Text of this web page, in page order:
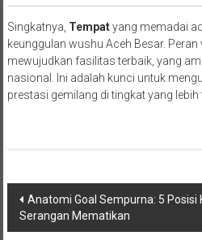
Singkatnya, Tempatyang memadai
keunggulan wushu Aceh Besar. Peran
mewujudkan fasilitas terbaik, yang
nasional. Ini adalah kunci untuk
prestasi gemilang di tingkat yang lebih
Navigasi
pos
Anatomi Goal Sempurna: 5 Posisi
Serangan Mematikan